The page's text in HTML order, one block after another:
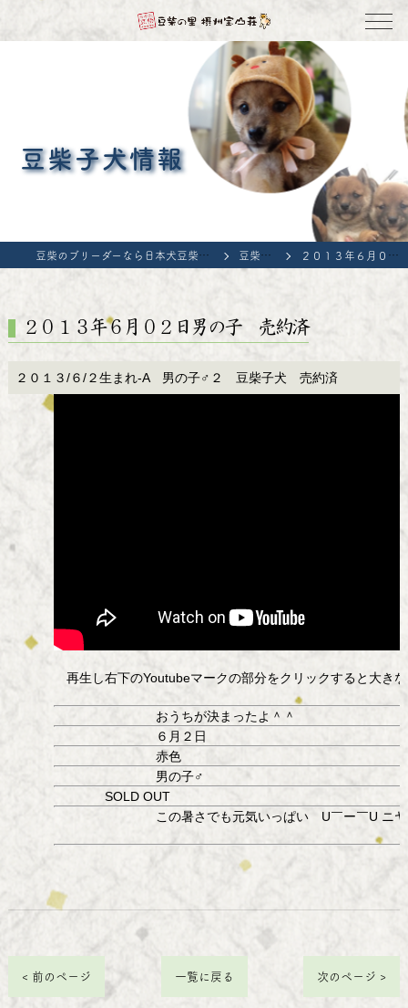
豆柴子犬情報
豆柴のブリーダーなら日本犬豆柴育成普及会 豆柴の里・摂州宝山荘 豆柴子犬情報 ２０１３年６月０２日男の子 売約済
２０１３年６月０２日男の子 売約済
２０１３/６/２生まれ-A 男の子♂２ 豆柴子犬 売約済
再生し右下のYoutubeマークの部分をクリックすると大き
おうちが決まったよ＾＾
６月２日
赤色
男の子♂
SOLD OUT
この暑さでも元気いっぱい U￣ー￣U ニ
< 前のページ 一覧に戻る 次のページ >